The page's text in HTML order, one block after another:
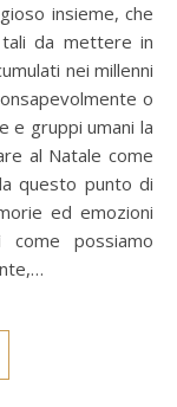
insieme, che
da mettere in
nei millenni
o
e gruppi umani la
al Natale come
questo punto di
ed emozioni
come possiamo